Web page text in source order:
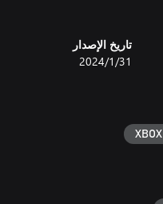
modes to keep the
and vehicles to stand
تاريخ الإصدار
31‏/1‏/2024